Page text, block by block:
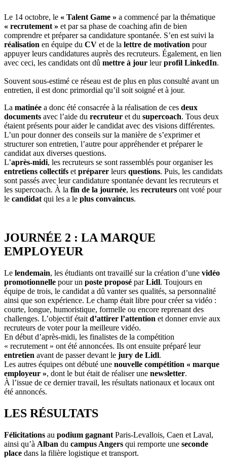
Le 14 octobre, le « Talent Game » a commencé par la thématique
« recrutement » et par sa phase de coaching afin de bien
comprendre et préparer sa candidature spontanée. S’en est suivi la
réalisation en équipe du CV et de la lettre de motivation pour
appuyer leurs candidatures auprès des recruteurs. Également, en lien
avec ceci, les candidats ont dû mettre à jour leurprofil LinkedIn.
Souvent sous-estimé ce réseau est de plus en plus consulté avant un
entretien, il est donc primordial qu’il soit soigné et à jour.
La matinée a donc été consacrée à la réalisation de ces deux
documents avec l’aide du recruteur et du supercoach. Tous deux
étaient présents pour aider le candidat avec des visions différentes.
L’un pour donner des conseils sur la manière de s’exprimer et
structurer son entretien, l’autre pour appréhender et préparer le
candidat aux diverses questions.
L’après-midi, les recruteurs se sont rassemblés pour organiser les
entretiens collectifs et préparer leurs questions. Puis, les candidats
sont passés avec leur candidature spontanée devant les recruteurs et
les supercoach. À la fin de la journée, les recruteurs ont voté pour
le candidat qui les a le plus convaincus.
JOURNÉE 2 : LA MARQUE
EMPLOYEUR
Le lendemain, les étudiants ont travaillé sur la création d’une vidéo
promotionnelle pour un poste proposé parLidl. Toujours en
équipe de trois, le candidat a dû vanter ses qualités, sa personnalité
ainsi que son expérience. Le champ était libre pour créer sa vidéo :
courte, longue, humoristique, formelle ou encore reprenant des
challenges. L’objectif était d’attirer l’attention et donner envie aux
recruteurs de voter pour la meilleure vidéo.
En début d’après-midi, les finalistes de la compétition
« recrutement » ont été annoncées. Ils ont ensuite préparé leur
entretien avant de passer devant le jury de Lidl.
Les autres équipes ont débuté une nouvelle compétition « marque
employeur », dont le but était de réaliser une newsletter.
À l’issue de ce dernier travail, les résultats nationaux et locaux ont
été annoncés.
LES RÉSULTATS
Félicitations au podium gagnant Paris-Levallois, Caen et Laval,
ainsi qu’à Alban du campus Angers qui remporte une seconde
place dans la filière logistique et transport.